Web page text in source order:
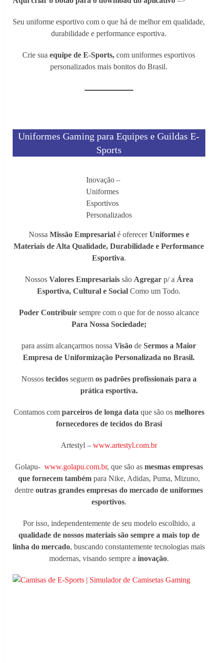
Seu uniforme esportivo com o que há de melhor em qualidade,
durabilidade e performance esportiva.
Crie suaequipe de E-Sports, com uniformes esportivos
personalizados mais bonitos do Brasil.
Uniformes Gaming para Equipes e Guildas E-
Sports
Inovação –
Uniformes
Esportivos
Personalizados
Nossa Missão Empresarialé oferecerUniformes e
Materiais de Alta Qualidade, Durabilidade e Performance
Esportiva.
Nossos Valores Empresariais são Agregarp/ a Área
Esportiva, Cultural e SocialComo um Todo.
Poder Contribuirsempre com o que for de nosso alcance
Para Nossa Sociedade;
para assim alcançarmos nossaVisão deSermos a Maior
Empresa de Uniformização Personalizada no Brasil.
Nossos tecidosseguem os padrões profissionais para a
prática esportiva.
Contamos com parceiros de longa data que são os melhores
fornecedores de tecidos do Brasi
Artestyl – www.artestyl.com.br
Golapu- www.golapu.com.br, que são as mesmas empresas
que fornecem tambémpara Nike, Adidas, Puma, Mizuno,
dentreoutras grandes empresas do mercado de uniformes
esportivos.
Por isso, independentemente de seu modelo escolhido, a
qualidade de nossos materiais são sempre a mais top de
linha do mercado, buscando constantemente tecnologias mais
modernas, visando sempre a inovação.